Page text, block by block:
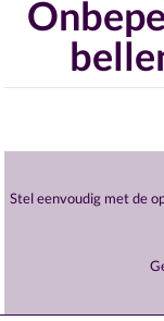
Stel eenvoudig met de